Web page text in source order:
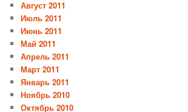
Август 2011
Июль 2011
Июнь 2011
Май 2011
Апрель 2011
Март 2011
Январь 2011
Ноябрь 2010
Октябрь 2010